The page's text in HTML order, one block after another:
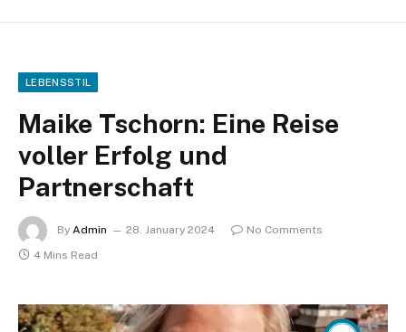
LEBENSSTIL
Maike Tschorn: Eine Reise
voller Erfolg und
Partnerschaft
By Admin 28. January 2024
No Comments
4 Mins Read